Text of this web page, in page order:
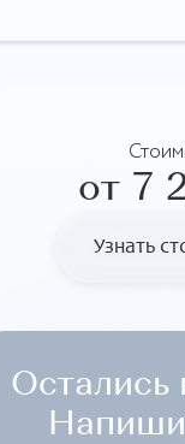
от 7
Узнать
Остались